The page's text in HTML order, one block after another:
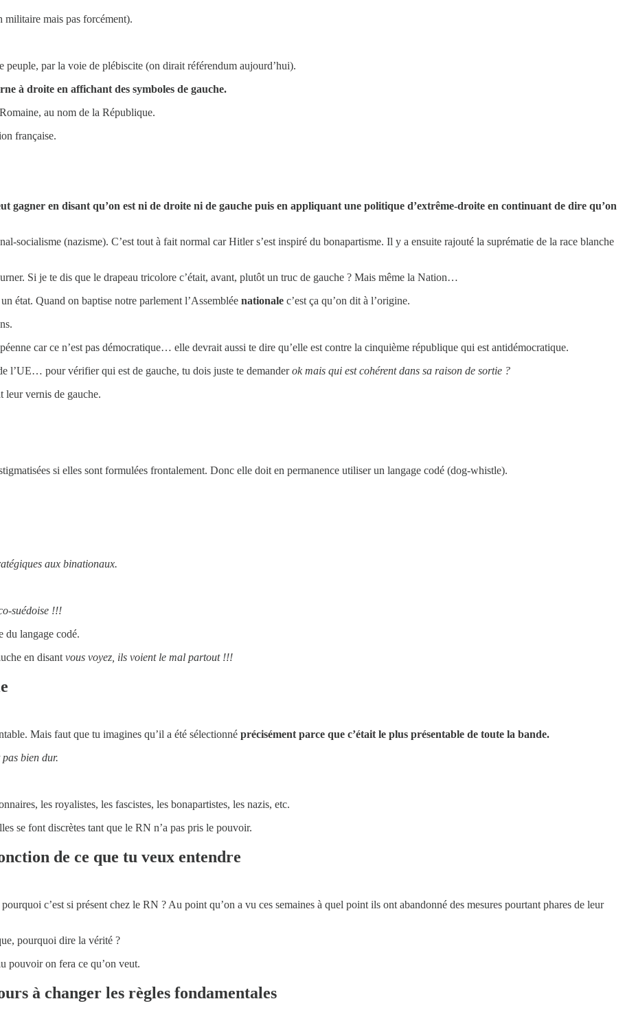
militaire mais pas forcément).
par la voie de plébiscite (on dirait référendum aujourd’hui).
à droite en affichant des symboles de gauche.
au nom de la République.
française.
gagner en disant qu’on est ni de droite ni de gauche puis en appliquant une politique d’extrême-droite en continuant de dire qu’on
socialisme (nazisme). C’est tout à fait normal car Hitler s’est inspiré du bonapartisme. Il y a ensuite rajouté la suprématie de la race blanche
Si je te dis que le drapeau tricolore c’était, avant, plutôt un truc de gauche ? Mais même la Nation…
état. Quand on baptise notre parlement l’Assemblée nationale c’est ça qu’on dit à l’origine.
car ce n’est pas démocratique… elle devrait aussi te dire qu’elle est contre la cinquième république qui est antidémocratique.
l’UE… pour vérifier qui est de gauche, tu dois juste te demanderok mais qui est cohérent dans sa raison de sortie ?
leur vernis de gauche.
si elles sont formulées frontalement. Donc elle doit en permanence utiliser un langage codé (dog-whistle).
aux binationaux.
suédoise !!!
du langage codé.
en disantvous voyez, ils voient le mal partout !!!
Mais faut que tu imagines qu’il a été sélectionné précisément parce que c’était le plus présentable de toute la bande.
pas bien dur.
les royalistes, les fascistes, les bonapartistes, les nazis, etc.
se font discrètes tant que le RN n’a pas pris le pouvoir.
de ce que tu veux entendre
c’est si présent chez le RN ? Au point qu’on a vu ces semaines à quel point ils ont abandonné des mesures pourtant phares de leur
pourquoi dire la vérité ?
pouvoir on fera ce qu’on veut.
à changer les règles fondamentales